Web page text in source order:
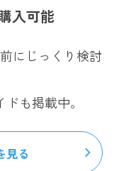
入可能
にじっくり検討
も掲載中。
見る